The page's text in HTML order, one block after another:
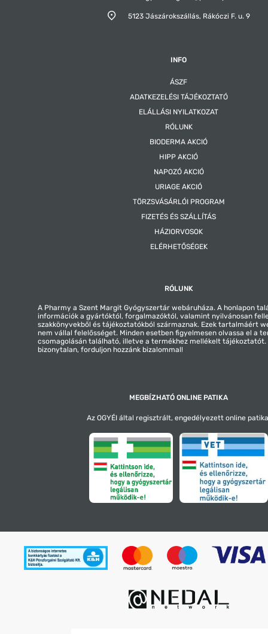
5123 Jászárokszállás, Rákóczi F. u. 9
INFO
ÁSZF
ADATKEZELÉSI TÁJÉKOZTATÓ
ELÁLLÁSI NYILATKOZAT
RÓLUNK
BIODERMA AKCIÓ
HIPP AKCIÓ
NAPOZÓ AKCIÓ
URIAGE AKCIÓ
TÖRZSVÁSÁRLÓI PROGRAM
FIZETÉS ÉS SZÁLLÍTÁS
HÁZIORVOSOK
ELÉRHETŐSÉGEK
RÓLUNK
A Pharmy a Szent Margit Gyógyszertár webáruháza. A honlapon
információk a gyártóktól, forgalmazóktól, valamint nyilvánosan
szakkönyvekből és tájékoztatókból származnak. Ezek tartalmáért
nem vállal felelősséget. Minden esetben figyelmesen olvassa el a
csomagolásán található, illetve a termékhez mellékelt tájékoztatót.
bizonytalan, forduljon hozzánk bizalommal!
MEGBÍZHATÓ ONLINE PATIKA
Az OGYÉI által regisztrált, engedélyezett online